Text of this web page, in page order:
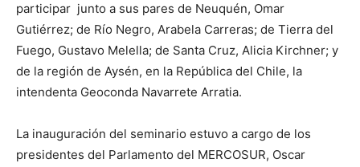
participar junto a sus pares de Neuquén, Omar
Gutiérrez; de Río Negro, Arabela Carreras; de Tierra del
Fuego, Gustavo Melella; de Santa Cruz, Alicia Kirchner; y
de la región de Aysén, en la República del Chile, la
intendenta Geoconda Navarrete Arratia.
La inauguración del seminario estuvo a cargo de los
presidentes del Parlamento del MERCOSUR, Oscar